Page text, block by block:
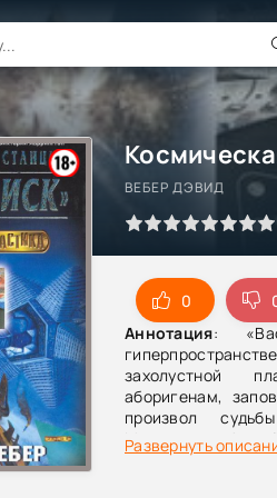
ВЕБЕР ДЭВИД
0
Аннотация:
захолустной
аборигенам,
произвол
Мантикора… А
войне. И если бы
Развернуть